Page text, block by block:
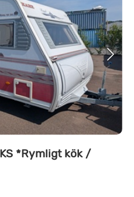
KS *Rymligt kök /